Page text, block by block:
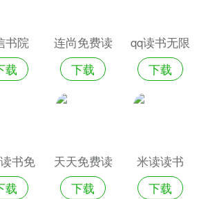
书院
载
连尚免费读
书连尚读书
下载
qq读书无限
书币版
下载
书免
书
载
天天免费读
书阅读器
下载
米读读书
app
下载